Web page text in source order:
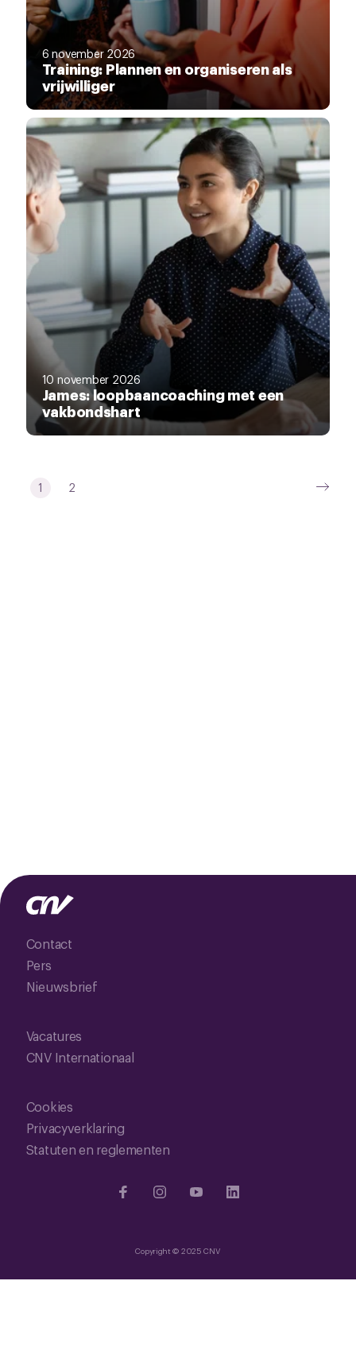
6 november 2026
Training: Plannen en organiseren als
vrijwilliger
10 november 2026
James: loopbaancoaching met een
vakbondshart
1 2
Contact
Pers
Nieuwsbrief
Vacatures
CNV Internationaal
Cookies
Privacyverklaring
Statuten en reglementen
Copyright © 2025 CNV